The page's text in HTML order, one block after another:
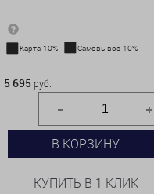
Карта-10% Самовывоз-10%
5 695 руб.
В КОРЗИНУ
КУПИТЬ В 1 КЛИК